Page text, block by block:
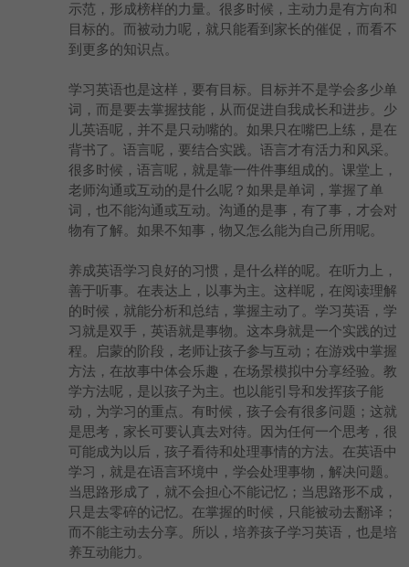
示范，形成榜样的力量。很多时候，主动力是有方向和
目标的。而被动力呢，就只能看到家长的催促，而看不
到更多的知识点。
学习英语也是这样，要有目标。目标并不是学会多少单
词，而是要去掌握技能，从而促进自我成长和进步。少
儿英语呢，并不是只动嘴的。如果只在嘴巴上练，是在
背书了。语言呢，要结合实践。语言才有活力和风采。
很多时候，语言呢，就是靠一件件事组成的。课堂上，
老师沟通或互动的是什么呢？如果是单词，掌握了单
词，也不能沟通或互动。沟通的是事，有了事，才会对
物有了解。如果不知事，物又怎么能为自己所用呢。
养成英语学习良好的习惯，是什么样的呢。在听力上，
善于听事。在表达上，以事为主。这样呢，在阅读理解
的时候，就能分析和总结，掌握主动了。学习英语，学
习就是双手，英语就是事物。这本身就是一个实践的过
程。启蒙的阶段，老师让孩子参与互动；在游戏中掌握
方法，在故事中体会乐趣，在场景模拟中分享经验。教
学方法呢，是以孩子为主。也以能引导和发挥孩子能
动，为学习的重点。有时候，孩子会有很多问题；这就
是思考，家长可要认真去对待。因为任何一个思考，很
可能成为以后，孩子看待和处理事情的方法。在英语中
学习，就是在语言环境中，学会处理事物，解决问题。
当思路形成了，就不会担心不能记忆；当思路形不成，
只是去零碎的记忆。在掌握的时候，只能被动去翻译；
而不能主动去分享。所以，培养孩子学习英语，也是培
养互动能力。